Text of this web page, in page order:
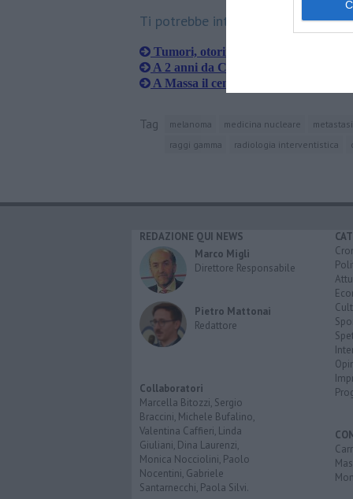
Ti potrebbe interessare anche:
Tumori, otorinolaringoiatri a
A 2 anni da Casablanca per curare il
​A Massa il centro dentale per i casi
Tag melanoma medicina nucleare
metastasi
raggi gamma
radiologia interventistica
REDAZIONE QUI NEWS
Marco Migli
Direttore Responsabile
Pietro Mattonai
Redattore
Collaboratori
Marcella Bitozzi, Sergio
Braccini, Michele Bufalino,
Valentina Caffieri, Linda
Giuliani, Dina Laurenzi,
Monica Nocciolini, Paolo
Nocentini, Gabriele
Santarnecchi, Paola Silvi.